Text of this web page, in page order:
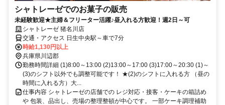
シャトレーゼでのお菓子の販売
未経験歓迎★主婦＆フリーター活躍♪昼入れる方歓迎！週2日～可
シャトレーゼ 猪名川店
交通・アクセス 日生中央駅～車で7分
時給1,130円以上
兵庫県川辺郡
勤務時間詳細 (1)8:00～13:00 (2)13:00～17:00 (3)17:00～20:30 (1)～
(3)のシフト以外でも調整可能です！ ★(2)のシフトに入れる方 （昼の
時間に入れる方）大...
仕事内容 シャトレーゼの店舗での レジ対応・接客・ケーキの箱詰め
や 包装、品出し、売場の整理整頓が中心です。 一部ケーキ調理補助